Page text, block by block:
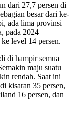
dari 27,7 persen di
besar dari ke-
ada lima provinsi
pada 2024
level 14 persen.
di hampir semua
maju suatu
rendah. Saat ini
kisaran 35 persen,
16 persen, dan